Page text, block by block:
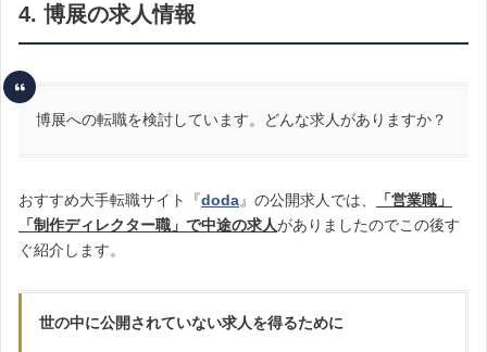
4. 博展の求人情報
博展への転職を検討しています。どんな求人がありますか？
おすすめ大手転職サイト『doda』の公開求人では、
「営業職」
「制作ディレクター職」で中途の求人がありましたのでこの後す
ぐ紹介します。
世の中に公開されていない求人を得るために